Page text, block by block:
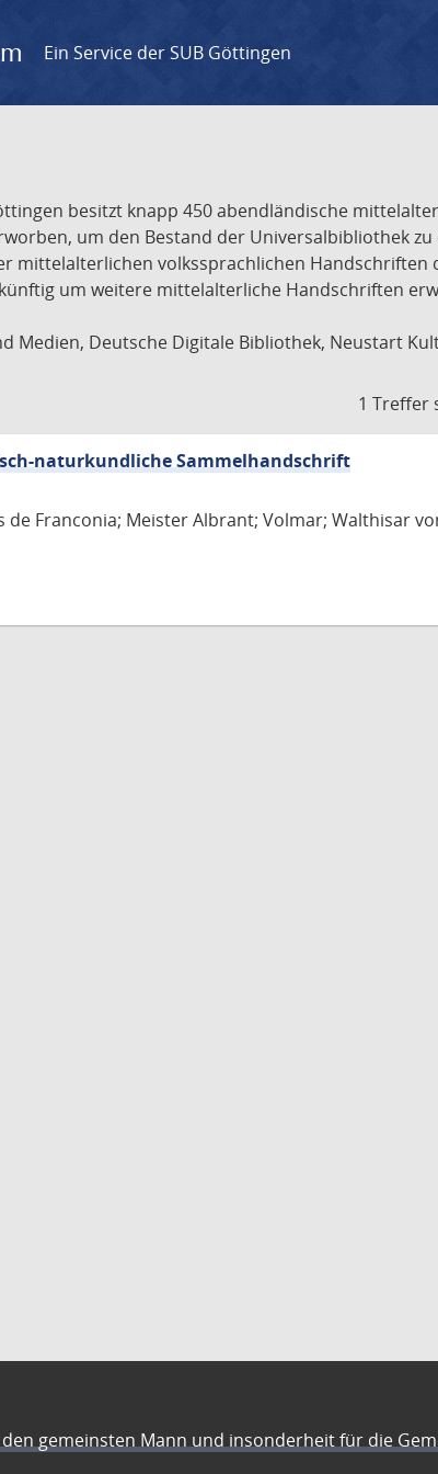
Ein Service der SUB Göttingen
besitzt knapp 450 abendländische
um den Bestand der Universalbibliothek
mittelalterlichen volkssprachlichen Handschriften
um weitere mittelalterliche Handschriften
Medien, Deutsche Digitale Bibliothek, Neustart
1 Treffer
naturkundliche Sammelhandschrift
de Franconia; Meister Albrant; Volmar; Walthisar
gemeinsten Mann und insonderheit für die